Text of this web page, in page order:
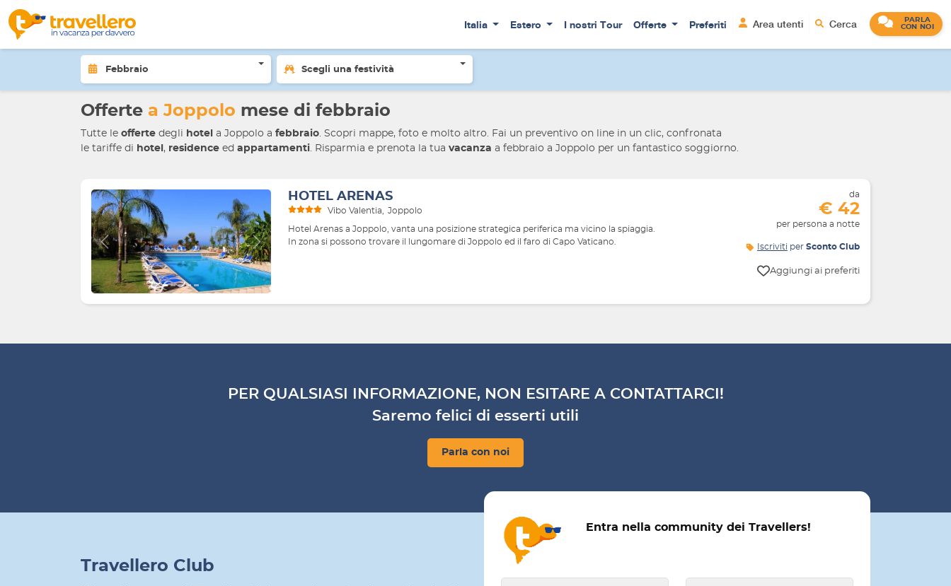
Italia Estero I nostri Tour Offerte Preferiti Area utenti Cerca
PARLA
CON NOI
Vibo Valentia Offerte a Joppolo mese di febbraio
Offerte a Joppolo mese di febbraio
Tutte le offerte degli hotel a Joppolo a febbraio. Scopri mappe, foto e molto altro. Fai un preventivo on line in un clic, confronata
le tariffe di hotel , residence ed appartamenti. Risparmia e prenota la tua vacanza a febbraio a Joppolo per un fantastico soggiorno.
Indietro Avanti
HOTEL ARENAS
Vibo Valentia Joppolo
Hotel Arenas a Joppolo, vanta una posizione strategica periferica ma vicino la spiaggia.
In zona si possono trovare il lungomare di Joppolo ed il faro di Capo Vaticano.
da
€ 42
per persona a notte
Iscriviti per Sconto Club
Aggiungi ai preferiti
Febbraio Scegli una festività
PER QUALSIASI INFORMAZIONE, NON ESITARE A CONTATTARCI!
Saremo felici di esserti utili
Parla con noi
Travellero Club
Entra nella community dei Travellers!